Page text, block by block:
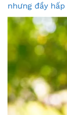
nhưng đầy hấp